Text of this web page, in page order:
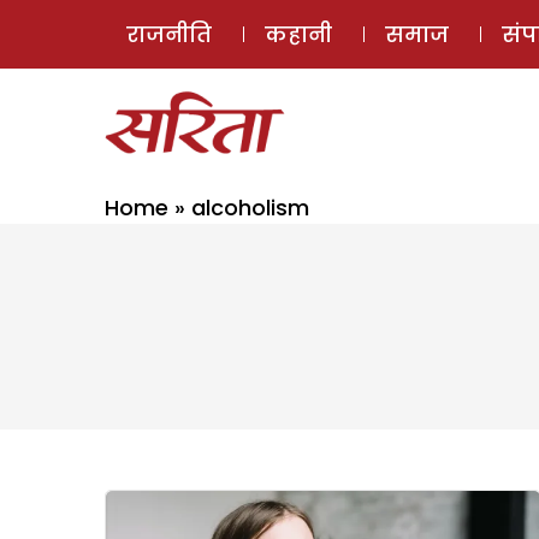
राजनीति कहानी समाज
Home » alcoholism